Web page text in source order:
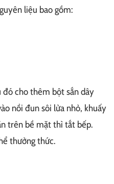
liệu bao gồm:
đó cho thêm bột sắn dây
nồi đun sôi lửa nhỏ, khuấy
trên bề mặt thì tắt bếp.
thưởng thức.